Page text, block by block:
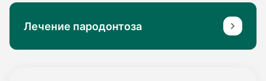
Лечение пародонтоза